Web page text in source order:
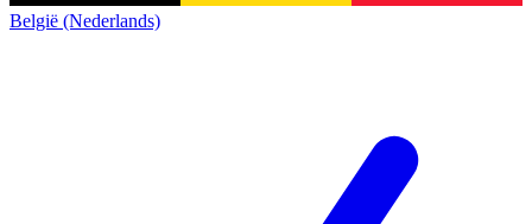
België (Nederlands)